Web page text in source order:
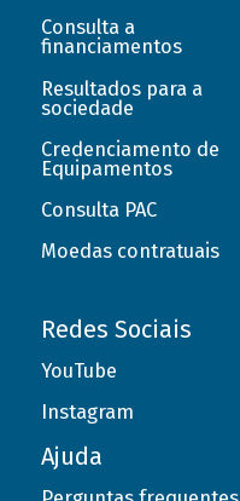
Consulta a
financiamentos
Resultados para a
sociedade
Credenciamento de
Equipamentos
Consulta PAC
Moedas contratuais
Redes Sociais
YouTube
Instagram
Ajuda